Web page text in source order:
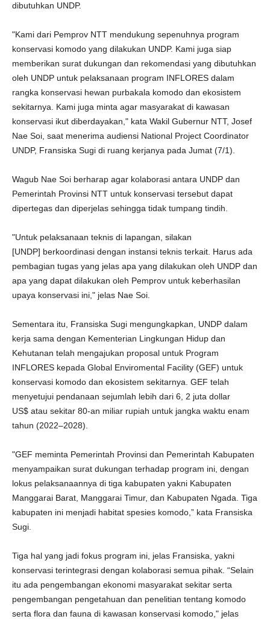
dibutuhkan UNDP.
"Kami dari Pemprov NTT mendukung sepenuhnya program
konservasi komodo yang dilakukan UNDP. Kami juga siap
memberikan surat dukungan dan rekomendasi yang dibutuhkan
oleh UNDP untuk pelaksanaan program INFLORES dalam
rangka konservasi hewan purbakala komodo dan ekosistem
sekitarnya. Kami juga minta agar masyarakat di kawasan
konservasi ikut diberdayakan," kata Wakil Gubernur NTT, Josef
Nae Soi, saat menerima audiensi National Project Coordinator
UNDP, Fransiska Sugi di ruang kerjanya pada Jumat (7/1).
Wagub Nae Soi berharap agar kolaborasi antara UNDP dan
Pemerintah Provinsi NTT untuk konservasi tersebut dapat
dipertegas dan diperjelas sehingga tidak tumpang tindih.
"Untuk pelaksanaan teknis di lapangan, silakan
[UNDP] berkoordinasi dengan instansi teknis terkait. Harus ada
pembagian tugas yang jelas apa yang dilakukan oleh UNDP dan
apa yang dapat dilakukan oleh Pemprov untuk keberhasilan
upaya konservasi ini," jelas Nae Soi.
Sementara itu, Fransiska Sugi mengungkapkan, UNDP dalam
kerja sama dengan Kementerian Lingkungan Hidup dan
Kehutanan telah mengajukan proposal untuk Program
INFLORES kepada Global Enviromental Facility (GEF) untuk
konservasi komodo dan ekosistem sekitarnya. GEF telah
menyetujui pendanaan sejumlah lebih dari 6, 2 juta dollar
US$ atau sekitar 80-an miliar rupiah untuk jangka waktu enam
tahun (2022–2028).
"GEF meminta Pemerintah Provinsi dan Pemerintah Kabupaten
menyampaikan surat dukungan terhadap program ini, dengan
lokus pelaksanaannya di tiga kabupaten yakni Kabupaten
Manggarai Barat, Manggarai Timur, dan Kabupaten Ngada. Tiga
kabupaten ini menjadi habitat spesies komodo,” kata Fransiska
Sugi.
Tiga hal yang jadi fokus program ini, jelas Fransiska, yakni
konservasi terintegrasi dengan kolaborasi semua pihak. “Selain
itu ada pengembangan ekonomi masyarakat sekitar serta
pengembangan pengetahuan dan penelitian tentang komodo
serta flora dan fauna di kawasan konservasi komodo," jelas